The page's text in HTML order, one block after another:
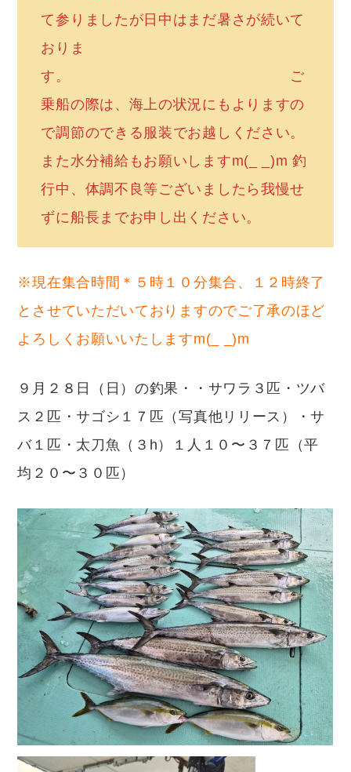
て参りましたが日中はまだ暑さが続いて
おりま
す。 ご
乗船の際は、海上の状況にもよりますの
で調節のできる服装でお越しください。
また水分補給もお願いしますm(_ _)m 釣
行中、体調不良等ございましたら我慢せ
ずに船長までお申し出ください。
※現在集合時間＊５時１０分集合、１２時終了
とさせていただいておりますのでご了承のほど
よろしくお願いいたしますm(_ _)m
９月２８日（日）の釣果・・サワラ３匹・ツバ
ス２匹・サゴシ１７匹（写真他リリース）・サ
バ１匹・太刀魚（３h）１人１０〜３７匹（平
均２０〜３０匹）